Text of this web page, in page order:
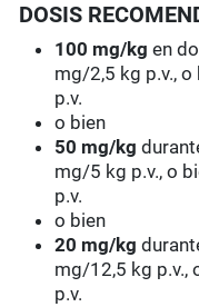
DOSIS
100 mg/kgen
mg/2,5 kg p.v.,
p.v.
o bien
50 mg/kg
mg/5 kg p.v., o
p.v.
o bien
20 mg/kg
mg/12,5 kg p.v.,
p.v.